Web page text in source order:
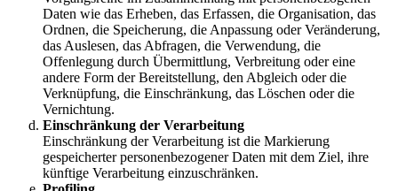
Daten wie das Erheben, das Erfassen, die Organisation, das
Ordnen, die Speicherung, die Anpassung oder Veränderung,
das Auslesen, das Abfragen, die Verwendung, die
Offenlegung durch Übermittlung, Verbreitung oder eine
andere Form der Bereitstellung, den Abgleich oder die
Verknüpfung, die Einschränkung, das Löschen oder die
Vernichtung.
Einschränkung der Verarbeitung
Einschränkung der Verarbeitung ist die Markierung
gespeicherter personenbezogener Daten mit dem Ziel, ihre
künftige Verarbeitung einzuschränken.